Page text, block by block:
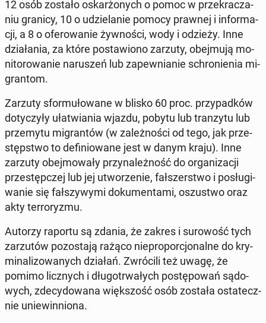
12 osób zostało oskar­żo­nych o pomoc w prze­kra­cza­
niu granicy, 10 o udzie­la­nie pomocy prawnej i in­for­ma­
cji, a 8 o ofe­ro­wa­nie żyw­no­ści, wody i odzieży. Inne
dzia­ła­nia, za które po­sta­wio­no zarzuty, obej­mu­ją mo­
ni­to­ro­wa­nie na­ru­szeń lub za­pew­nia­nie schro­nie­nia mi­
gran­tom.
Zarzuty sfor­mu­ło­wa­ne w blisko 60 proc. przy­pad­ków
do­ty­czy­ły uła­twia­nia wjazdu, pobytu lub tran­zy­tu lub
prze­my­tu mi­gran­tów (w za­leż­no­ści od tego, jak prze­
stęp­stwo to de­fi­nio­wa­ne jest w danym kraju). Inne
zarzuty obej­mo­wa­ły przy­na­leż­ność do or­ga­ni­za­cji
prze­stęp­czej lub jej utwo­rze­nie, fał­szer­stwo i po­słu­gi­
wa­nie się fał­szy­wy­mi do­ku­men­ta­mi, oszu­stwo oraz
akty ter­ro­ry­zmu.
Autorzy raportu są zdania, że zakres i su­ro­wość tych
za­rzu­tów po­zo­sta­ją rażąco nie­pro­por­cjo­nal­ne do kry­
mi­na­li­zo­wa­nych działań. Zwró­ci­li też uwagę, że
pomimo licz­nych i dłu­go­trwa­łych po­stę­po­wań są­do­
wych, zde­cy­do­wa­na więk­szość osób została osta­tecz­
nie unie­win­nio­na.